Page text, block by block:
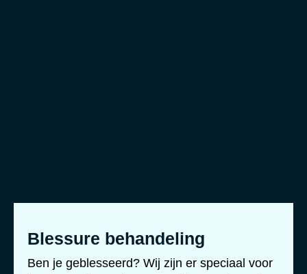
Blessure behandeling
Ben je geblesseerd? Wij zijn er speciaal voor